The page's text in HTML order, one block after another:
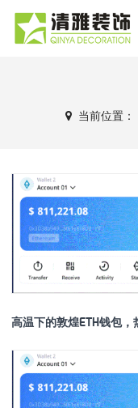
当前位置：